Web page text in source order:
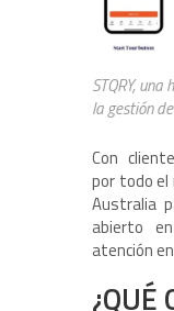
STQRY,
la gestión
Con
por todo el
Australia
abierto
atención
¿QUÉ